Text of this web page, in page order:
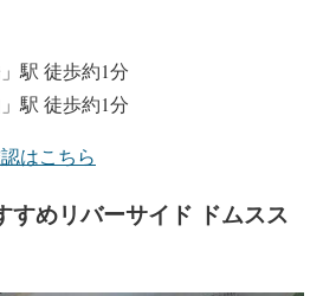
駅 徒歩約1分
駅 徒歩約1分
はこちら
すめリバーサイド ドムスス